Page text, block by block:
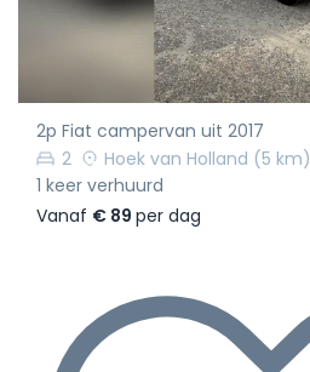
2p Fiat campervan uit 2017
2
Hoek van Holland (5 km)
1 keer verhuurd
Vanaf € 89 per dag